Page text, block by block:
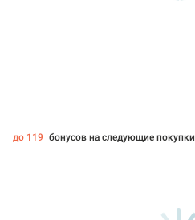
до 119 бонусов на следующие покупки